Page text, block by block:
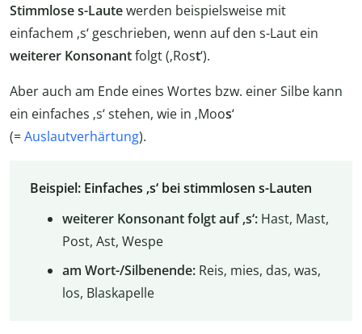
Stimmlose s-Lautewerden beispielsweise mit
einfachem ‚s‘ geschrieben, wenn auf den s-Laut ein
weiterer Konsonantfolgt (‚Rost‘).
Aber auch am Ende eines Wortes bzw. einer Silbe kann
ein einfaches ‚s‘ stehen, wie in ‚Moos‘
(=Auslautverhärtung).
Beispiel: Einfaches ‚s‘ bei stimmlosen s-Lauten
weiterer Konsonant folgt auf ‚s‘:Hast, Mast,
Post, Ast, Wespe
am Wort-/Silbenende:Reis‚ mies, das, was,
los, Blaskapelle